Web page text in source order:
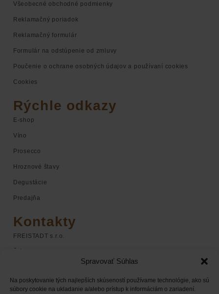
Spravovať Súhlas
Na poskytovanie tých najlepších skúseností používame technológie, ako sú
súbory cookie na ukladanie a/alebo prístup k informáciám o zariadení.
Všeobecné obchodné podmienky
Reklamačný poriadok
Reklamačný formulár
Formulár na odstúpenie od zmluvy
Poučenie o ochrane osobných údajov a používaní cookies
Cookies
Rýchle odkazy
E-shop
Víno
Prosecco
Hroznové štavy
Degustácie
Predajňa
Kontakty
FREISTADT s.r.o.
+421 948 068 598